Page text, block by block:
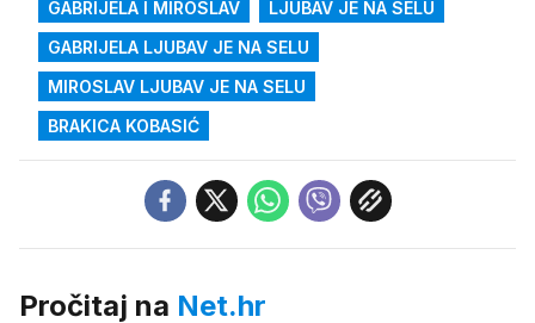
GABRIJELA I MIROSLAV
LJUBAV JE NA SELU
GABRIJELA LJUBAV JE NA SELU
MIROSLAV LJUBAV JE NA SELU
BRAKICA KOBASIĆ
Pročitaj na Net.hr